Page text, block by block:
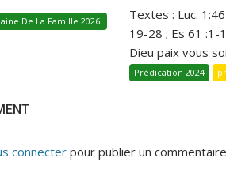
De La Famille 2026.
Textes : Luc.
19-28 ; Es 61 :1-
Dieu paix vous
Prédication 2024
connecter pour publier un